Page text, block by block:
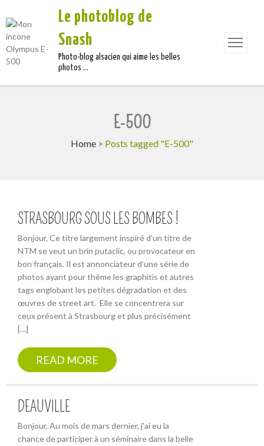
Le photoblog de
Snash
Photo-blog alsacien qui aime les belles
photos …
E-500
Home > Posts tagged "E-500"
STRASBOURG SOUS LES BOMBES !
Bonjour, Ce titre largement inspiré d’un titre de
NTM se veut un brin putaclic, ou provocateur en
bon français. Il est annonciateur d’une série de
photos ayant pour thème les graphitis et autres
tags englobant les petites dégradation et des
œuvres de street art. Elle se concentrera sur
ceux présent à Strasbourg et plus précisément
[…]
READ MORE
DEAUVILLE
Bonjour, Au mois de mars dernier, j’ai eu la
chance de participer à un séminaire dans la belle